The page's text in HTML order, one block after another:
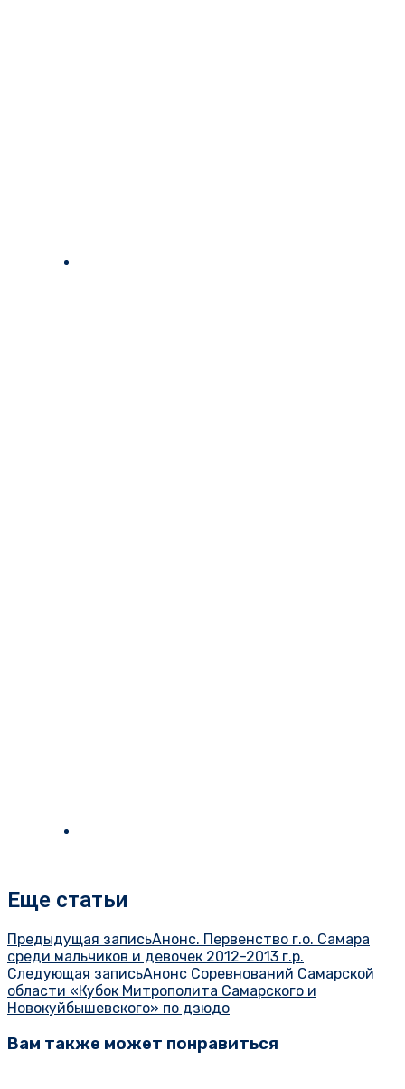
Еще статьи
Предыдущая записьАнонс. Первенство г.о. Самара
среди мальчиков и девочек 2012-2013 г.р.
Следующая записьАнонс Соревнований Самарской
области «Кубок Митрополита Самарского и
Новокуйбышевского» по дзюдо
Вам также может понравиться